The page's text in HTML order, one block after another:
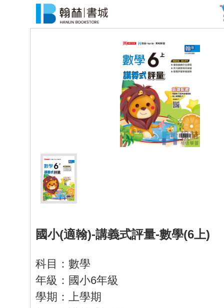
國小(適翰)-講義式評量-數學(6上)
科目：數學
年級：國小6年級
學期：上學期